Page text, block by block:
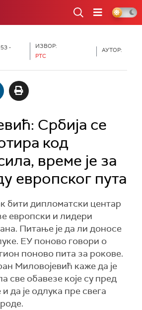
-
ИЗВОР:
РТС
АУТОР:
Србија се
код
време је за
европског пута
бити дипломатски центар
европски и лидери
Питање је да ли доносе
ЕУ поново говори о
поново пита за рокове.
Миловојевић каже да је
све обавезе које су пред
да је одлука пре свега